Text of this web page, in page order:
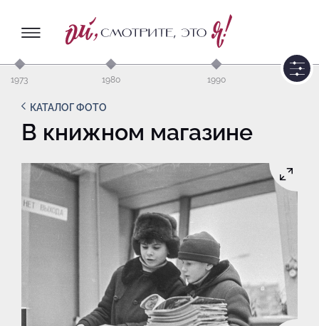
1973 1980 1990
КАТАЛОГ ФОТО
В книжном магазине